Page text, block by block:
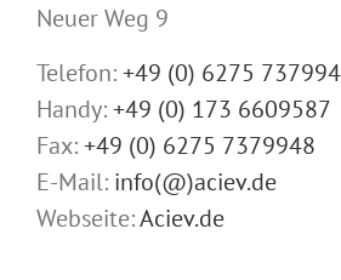
Neuer Weg 9
Telefon:+49 (0) 6275
Handy:+49 (0) 173 6609587
Fax:+49 (0) 6275 7379948
E-Mail: info(@)aciev.de
Webseite:Aciev.de